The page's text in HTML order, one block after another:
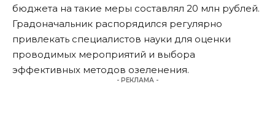
бюджета на такие меры составлял 20 млн рублей.
Градоначальник распорядился регулярно
привлекать специалистов науки для оценки
проводимых мероприятий и выбора
эффективных методов озеленения.
- РЕКЛАМА -